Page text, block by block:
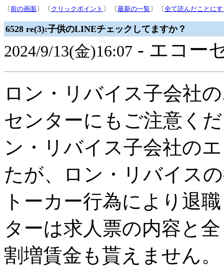
〔前の画面〕 〔 クリックポイント 〕 〔最新の一覧 〕 〔全て読んだことに
6528 re(3):子供のLINEチェックしてますか？
2024/9/13(金)16:07 - エコー
ロン・リバイス子会社
センターにもご注意く
ン・リバイス子会社の
たが、ロン・リバイス
トーカー行為により退
ターは求人票の内容と
割増賃金も貰えません